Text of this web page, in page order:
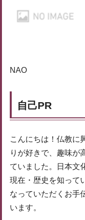
NAO
自己PR
こんにちは！仏教に
りが好きで、趣味が
ていました。日本文
現在・歴史を知って
なっていただくお手
います。